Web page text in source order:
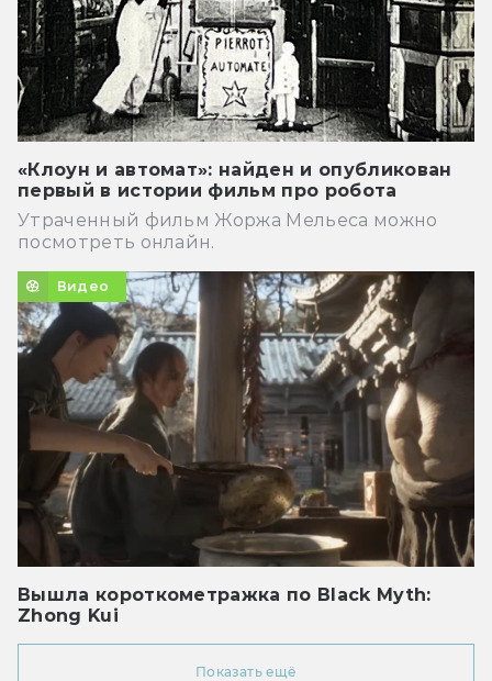
«Клоун и автомат»: найден и опубликован
первый в истории фильм про робота
Утраченный фильм Жоржа Мельеса можно
посмотреть онлайн.
Видео
Вышла короткометражка по Black Myth:
Zhong Kui
Показать ещё